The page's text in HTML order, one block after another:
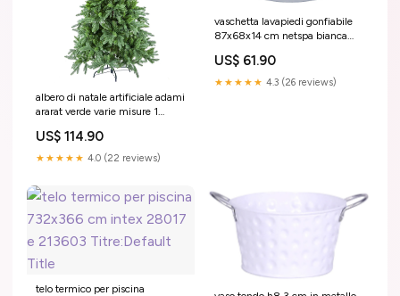
albero di natale artificiale adami
ararat verde varie misure 1
US$ 114.90
★★★★★ 4.0 (22 reviews)
vaschetta lavapiedi gonfiabile
87x68x14 cm netspa bianca
US$ 61.90
★★★★★ 4.3 (26 reviews)
telo termico per piscina